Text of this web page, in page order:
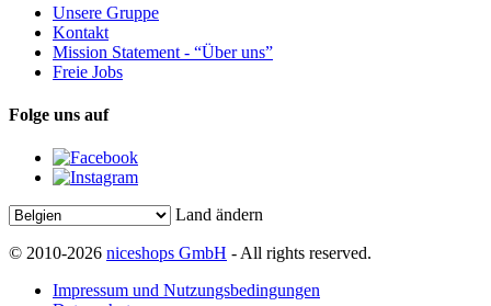
Unsere Gruppe
Kontakt
Mission Statement - “Über uns”
Freie Jobs
Folge uns auf
Land ändern
© 2010-2026 niceshops GmbH - All rights reserved.
Impressum und Nutzungsbedingungen